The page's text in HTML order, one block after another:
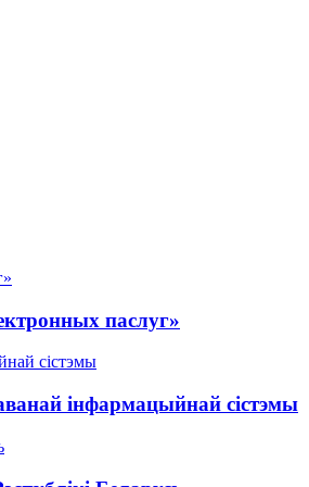
паслуг»
інфармацыйнай сістэмы